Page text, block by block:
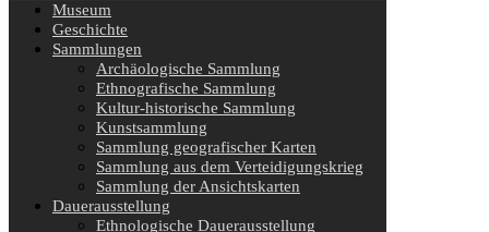
Museum
Geschichte
Sammlungen
Archäologische Sammlung
Ethnografische Sammlung
Kultur-historische Sammlung
Kunstsammlung
Sammlung geografischer Karten
Sammlung aus dem Verteidigungskrieg
Sammlung der Ansichtskarten
Dauerausstellung
Ethnologische Dauerausstellung